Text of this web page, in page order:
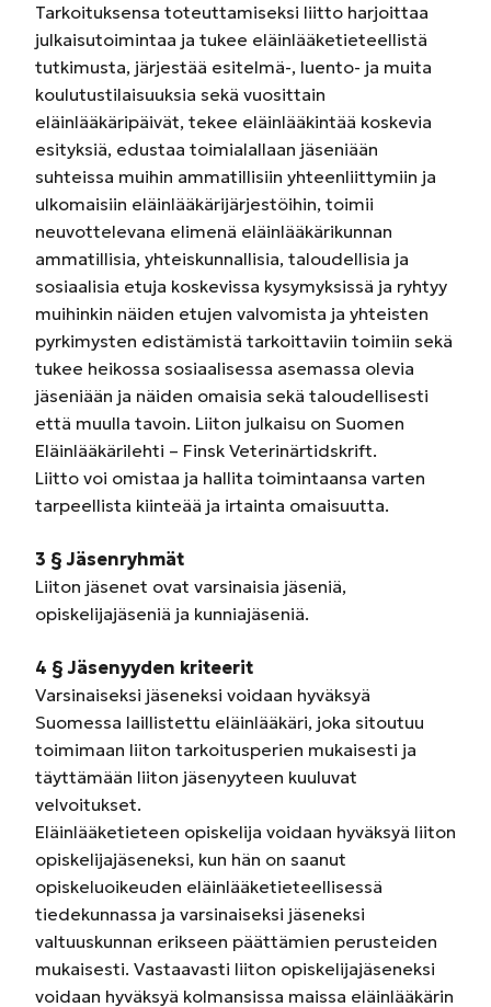
Tarkoituksensa toteuttamiseksi liitto harjoittaa
julkaisutoimintaa ja tukee eläinlääketieteellistä
tutkimusta, järjestää esitelmä-, luento- ja muita
koulutustilaisuuksia sekä vuosittain
eläinlääkäripäivät, tekee eläinlääkintää koskevia
esityksiä, edustaa toimialallaan jäseniään
suhteissa muihin ammatillisiin yhteenliittymiin ja
ulkomaisiin eläinlääkärijärjestöihin, toimii
neuvottelevana elimenä eläinlääkärikunnan
ammatillisia, yhteiskunnallisia, taloudellisia ja
sosiaalisia etuja koskevissa kysymyksissä ja ryhtyy
muihinkin näiden etujen valvomista ja yhteisten
pyrkimysten edistämistä tarkoittaviin toimiin sekä
tukee heikossa sosiaalisessa asemassa olevia
jäseniään ja näiden omaisia sekä taloudellisesti
että muulla tavoin. Liiton julkaisu on Suomen
Eläinlääkärilehti – Finsk Veterinärtidskrift.
Liitto voi omistaa ja hallita toimintaansa varten
tarpeellista kiinteää ja irtainta omaisuutta.
3 § Jäsenryhmät
Liiton jäsenet ovat varsinaisia jäseniä,
opiskelijajäseniä ja kunniajäseniä.
4 § Jäsenyyden kriteerit
Varsinaiseksi jäseneksi voidaan hyväksyä
Suomessa laillistettu eläinlääkäri, joka sitoutuu
toimimaan liiton tarkoitusperien mukaisesti ja
täyttämään liiton jäsenyyteen kuuluvat
velvoitukset.
Eläinlääketieteen opiskelija voidaan hyväksyä liiton
opiskelijajäseneksi, kun hän on saanut
opiskeluoikeuden eläinlääketieteellisessä
tiedekunnassa ja varsinaiseksi jäseneksi
valtuuskunnan erikseen päättämien perusteiden
mukaisesti. Vastaavasti liiton opiskelijajäseneksi
voidaan hyväksyä kolmansissa maissa eläinlääkärin